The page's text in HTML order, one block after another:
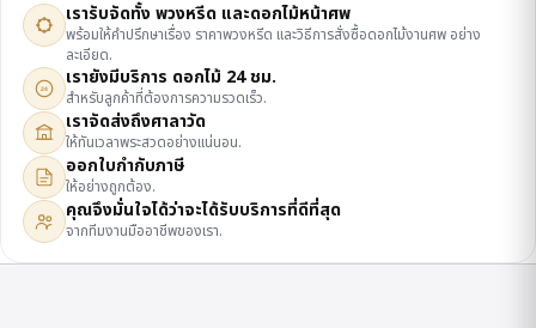
เรารับจัดทั้ง พวงหรีด และดอกไม้หน้าศพ
พร้อมให้คำปรึกษาเรื่อง ราคาพวงหรีด และวิธีการสั่งซื้อดอกไม้งานศพ อย่าง
ละเอียด.
24 เรายังมีบริการ ดอกไม้ 24 ชม.
สำหรับลูกค้าที่ต้องการความรวดเร็ว.
เราจัดส่งถึงศาลาวัด
ให้ทันเวลาพระสวดอย่างแน่นอน.
ออกใบกำกับภาษี
ให้อย่างถูกต้อง.
คุณจึงมั่นใจได้ว่าจะได้รับบริการที่ดีที่สุด
จากทีมงานมืออาชีพของเรา.